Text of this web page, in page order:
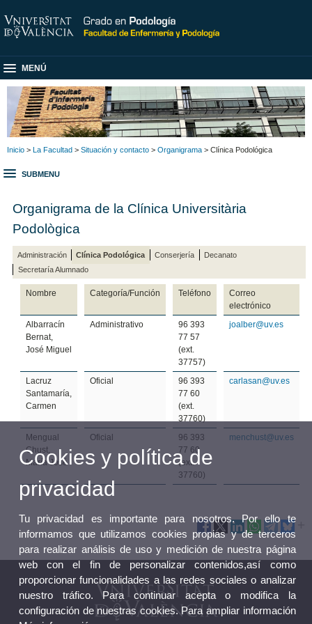
MENÚ
Inicio > La Facultad > Situación y contacto > Organigrama > Clínica Podológica
SUBMENU
Organigrama de la Clínica Universitària
Podològica
Administración Clínica Podológica Conserjería
Decanato
Secretaría Alumnado
Nombre Categoría/Función Teléfono
Correo
electrónico
Albarracín
Bernat,
José Miguel
Administrativo
96 393
77 57
(ext.
37757)
joalber@uv.es
Lacruz
Santamaría,
Carmen
Oficial
96 393
77 60
(ext.
37760)
carlasan@uv.es
Mengual
Chust,
María José
Oficial
96 393
77 60
(ext.
37760)
menchust@uv.es
Cookies y política de
privacidad
Tu privacidad es importante para nosotros. Por ello te
informamos que utilizamos cookies propias y de terceros
para realizar análisis de uso y medición de nuestra página
web con el fin de personalizar contenidos,así como
proporcionar funcionalidades a las redes sociales o analizar
nuestro tráfico. Para continuar acepta o modifica la
configuración de nuestras cookies. Para ampliar información